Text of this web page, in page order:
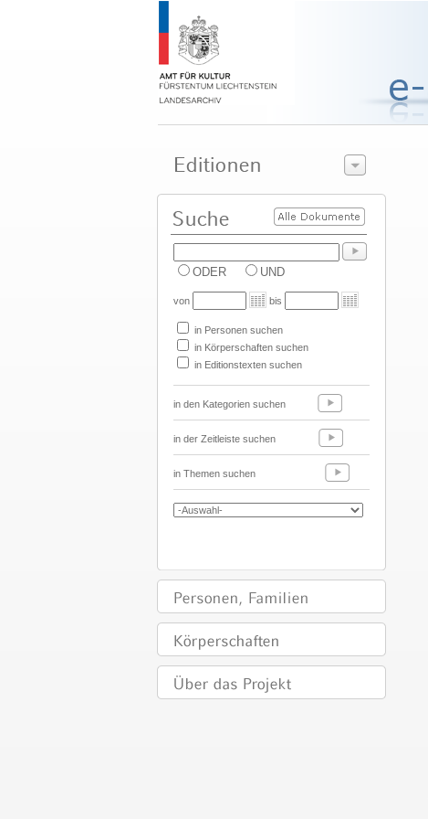
ODER UND
von bis
in Personen suchen
in Körperschaften suchen
in Editionstexten suchen
in den Kategorien suchen
in der Zeitleiste suchen
in Themen suchen